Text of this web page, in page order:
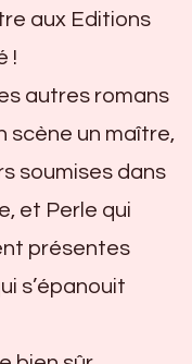
aux Editions
!
autres romans
scène un maître,
soumises dans
et Perle qui
présentes
s’épanouit